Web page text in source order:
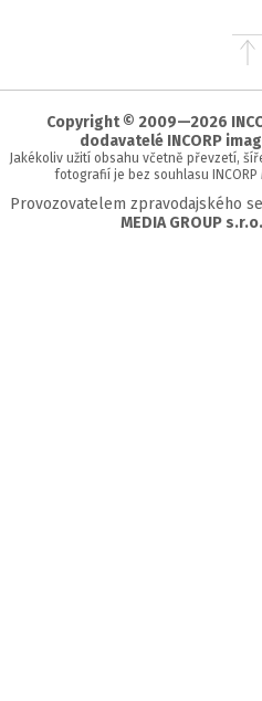
Přejít
Copyright © 2009—2026
dodavatelé INCORP
Jakékoliv užití obsahu včetně převzetí,
fotografií je bez souhlasu INCORP
Provozovatelem zpravodajského
MEDIA GROUP s.r.o.